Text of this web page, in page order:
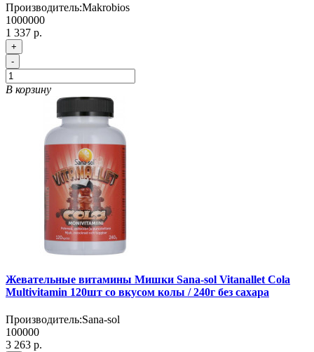
Производитель:Makrobios
1000000
1 337 р.
+
-
В корзину
Жевательные витамины Мишки Sana-sol Vitanallet Cola
Multivitamin 120шт со вкусом колы / 240г без сахара
Производитель:Sana-sol
100000
3 263 р.